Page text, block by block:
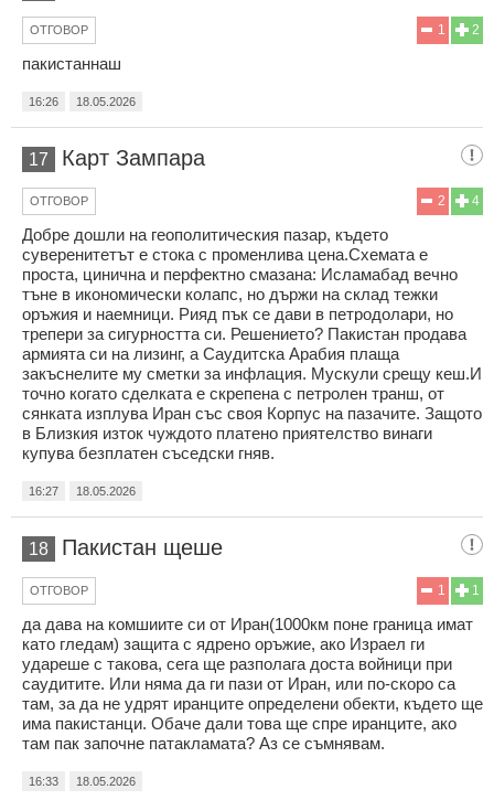
2
1
ОТГОВОР
пакистаннаш
16:26 18.05.2026
17 Карт Зампара
4
2
ОТГОВОР
Добре дошли на геополитическия пазар, където
суверенитетът е стока с променлива цена.Схемата е
проста, цинична и перфектно смазана: Исламабад вечно
тъне в икономически колапс, но държи на склад тежки
оръжия и наемници. Рияд пък се дави в петродолари, но
трепери за сигурността си. Решението? Пакистан продава
армията си на лизинг, а Саудитска Арабия плаща
закъснелите му сметки за инфлация. Мускули срещу кеш.И
точно когато сделката е скрепена с петролен транш, от
сянката изплува Иран със своя Корпус на пазачите. Защото
в Близкия изток чуждото платено приятелство винаги
купува безплатен съседски гняв.
16:27 18.05.2026
18 Пакистан щеше
1
1
ОТГОВОР
да дава на комшиите си от Иран(1000км поне граница имат
като гледам) защита с ядрено оръжие, ако Израел ги
удареше с такова, сега ще разполага доста войници при
саудитите. Или няма да ги пази от Иран, или по-скоро са
там, за да не удрят иранците определени обекти, където ще
има пакистанци. Обаче дали това ще спре иранците, ако
там пак започне патакламата? Аз се съмнявам.
16:33 18.05.2026